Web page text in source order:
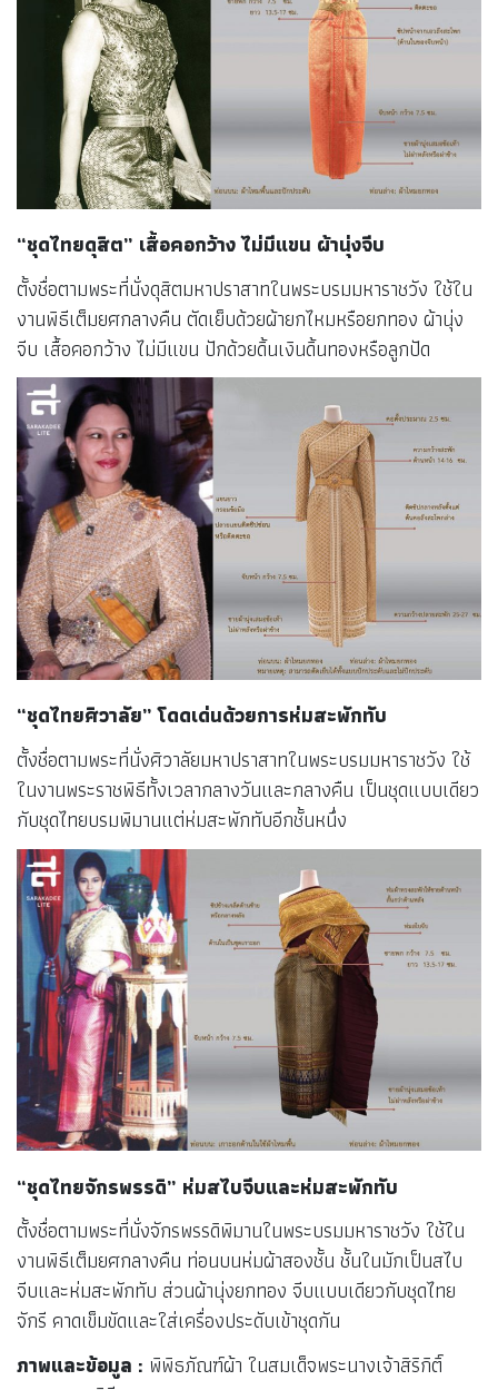
“ชุดไทยดุสิต” เสื้อคอกว้าง ไม่มีแขน ผ้านุ่งจีบ
ตั้งชื่อตามพระที่นั่งดุสิตมหาปราสาทในพระบรมมหาราชวัง ใช้ใน
งานพิธีเต็มยศกลางคืน ตัดเย็บด้วยผ้ายกไหมหรือยกทอง ผ้านุ่ง
จีบ เสื้อคอกว้าง ไม่มีแขน ปักด้วยดิ้นเงินดิ้นทองหรือลูกปัด
“ชุดไทยศิวาลัย” โดดเด่นด้วยการห่มสะพักทับ
ตั้งชื่อตามพระที่นั่งศิวาลัยมหาปราสาทในพระบรมมหาราชวัง ใช้
ในงานพระราชพิธีทั้งเวลากลางวันและกลางคืน เป็นชุดแบบเดียว
กับชุดไทยบรมพิมานแต่ห่มสะพักทับอีกชั้นหนึ่ง
“ชุดไทยจักรพรรดิ” ห่มสไบจีบและห่มสะพักทับ
ตั้งชื่อตามพระที่นั่งจักรพรรดิพิมานในพระบรมมหาราชวัง ใช้ใน
งานพิธีเต็มยศกลางคืน ท่อนบนห่มผ้าสองชั้น ชั้นในมักเป็นสไบ
จีบและห่มสะพักทับ ส่วนผ้านุ่งยกทอง จีบแบบเดียวกับชุดไทย
จักรี คาดเข็มขัดและใส่เครื่องประดับเข้าชุดกัน
ภาพและข้อมูล : พิพิธภัณฑ์ผ้า ในสมเด็จพระนางเจ้าสิริกิติ์